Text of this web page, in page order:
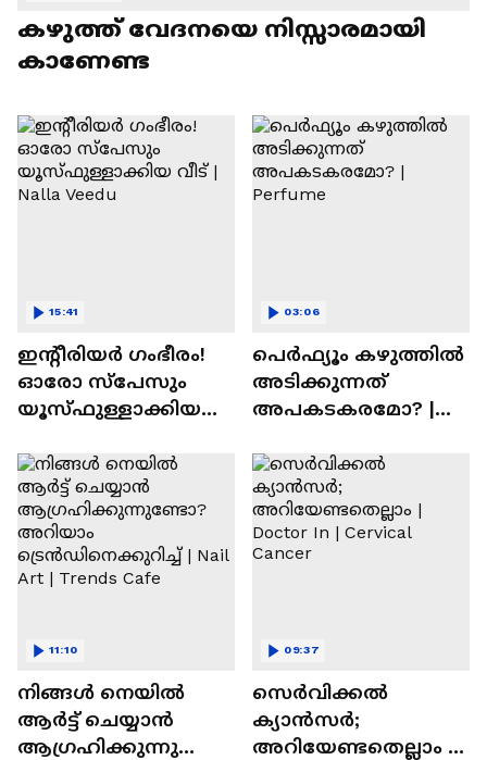
കഴുത്ത് വേദനയെ നിസ്സാരമായി
കാണേണ്ട
ഇന്റീരിയർ ഗംഭീരം!
ഓരോ സ്‌പേസും
യൂസ്ഫുള്ളാക്കിയ
15:41
പെർഫ്യൂം കഴുത്തിൽ
അടിക്കുന്നത്
അപകടകരമോ? |
03:06
നിങ്ങൾ നെയിൽ
ആർട്ട് ചെയ്യാൻ
ആഗ്രഹിക്കുന്നുണ്ടോ
11:10
സെർവിക്കൽ
ക്യാൻസർ;
അറിയേണ്ടതെല്ലാം |
09:37